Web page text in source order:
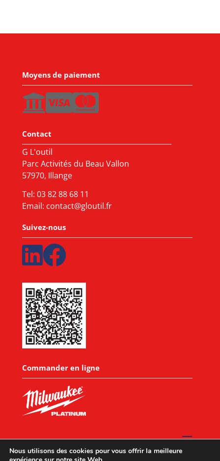
Moyens de paiement
Contact
G L'outil
Parc Activités du Beau Vallon
57970, Illange
Tel: 03 82 88 68 11
Email: contact@gloutil.fr
Suivez-nous
Commander en ligne
Nous utilisons des cookies pour vous offrir la meilleure